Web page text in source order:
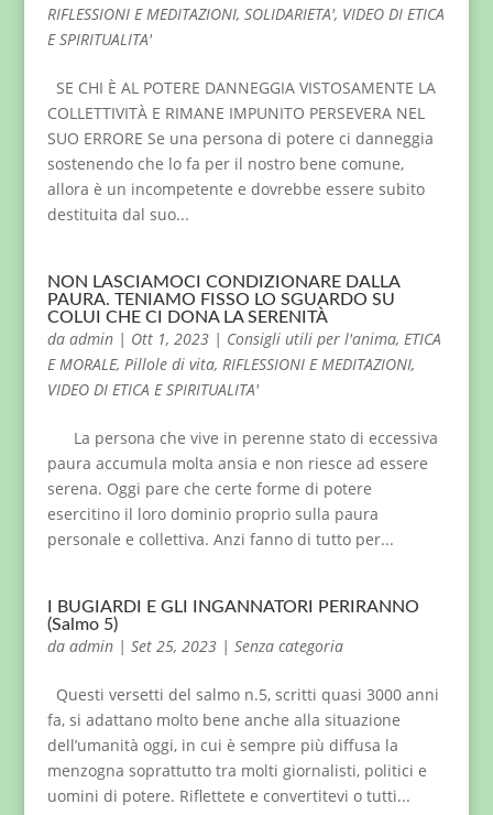
RIFLESSIONI E MEDITAZIONI, SOLIDARIETA', VIDEO DI ETICA
E SPIRITUALITA'
SE CHI È AL POTERE DANNEGGIA VISTOSAMENTE LA
COLLETTIVITÀ E RIMANE IMPUNITO PERSEVERA NEL
SUO ERRORE Se una persona di potere ci danneggia
sostenendo che lo fa per il nostro bene comune,
allora è un incompetente e dovrebbe essere subito
destituita dal suo...
NON LASCIAMOCI CONDIZIONARE DALLA
PAURA. TENIAMO FISSO LO SGUARDO SU
COLUI CHE CI DONA LA SERENITÀ
da admin| Ott 1, 2023| Consigli utili per l'anima, ETICA
E MORALE, Pillole di vita, RIFLESSIONI E MEDITAZIONI,
VIDEO DI ETICA E SPIRITUALITA'
La persona che vive in perenne stato di eccessiva
paura accumula molta ansia e non riesce ad essere
serena. Oggi pare che certe forme di potere
esercitino il loro dominio proprio sulla paura
personale e collettiva. Anzi fanno di tutto per...
I BUGIARDI E GLI INGANNATORI PERIRANNO
(Salmo 5)
da admin| Set 25, 2023| Senza categoria
Questi versetti del salmo n.5, scritti quasi 3000 anni
fa, si adattano molto bene anche alla situazione
dell’umanità oggi, in cui è sempre più diffusa la
menzogna soprattutto tra molti giornalisti, politici e
uomini di potere. Riflettete e convertitevi o tutti...